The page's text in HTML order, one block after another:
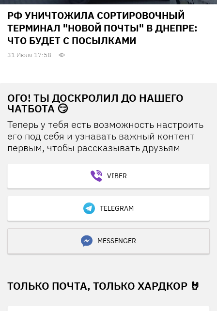
РФ УНИЧТОЖИЛА СОРТИРОВОЧНЫЙ
ТЕРМИНАЛ "НОВОЙ ПОЧТЫ" В ДНЕПРЕ:
ЧТО БУДЕТ С ПОСЫЛКАМИ
31 Июля 17:58
ОГО! ТЫ ДОСКРОЛИЛ ДО НАШЕГО
ЧАТБОТА 😏
Теперь у тебя есть возможность настроить
его под себя и узнавать важный контент
первым, чтобы рассказывать друзьям
VIBER
TELEGRAM
MESSENGER
ТОЛЬКО ПОЧТА, ТОЛЬКО ХАРДКОР 🤘